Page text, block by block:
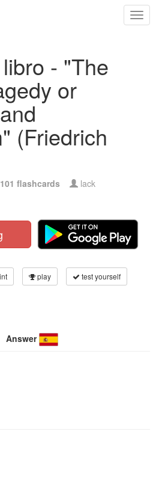
- "The
or
(Friedrich
101 flashcards lack
play test yourself
Answer